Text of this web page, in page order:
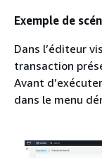
Exemple de
Dans l’éditeur
transaction
Avant
dans le menu